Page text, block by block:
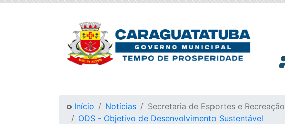
Início Notícias
Secretaria de Esportes e Recreação
ODS - Objetivo de Desenvolvimento Sustentável